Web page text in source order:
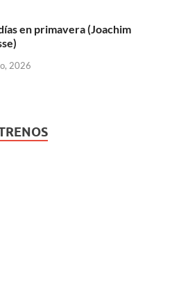
en primavera (Joachim
2026